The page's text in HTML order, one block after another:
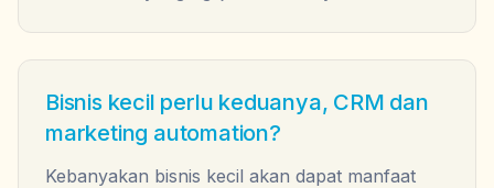
Bisnis kecil perlu keduanya, CRM dan
marketing automation?
Kebanyakan bisnis kecil akan dapat manfaat